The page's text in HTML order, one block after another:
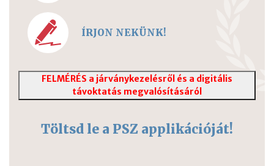
ÍRJON NEKÜNK!
FELMÉRÉS a járványkezelésről és a digitális
távoktatás megvalósításáról
Töltsd le a PSZ applikációját!